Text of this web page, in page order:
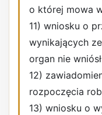
o której mowa
11) wniosku o
wynikających
organ nie
12)
rozpoczęcia
13) wniosku o